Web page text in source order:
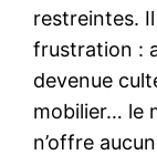
restreintes.
frustration :
devenue
mobilier… le
n’offre